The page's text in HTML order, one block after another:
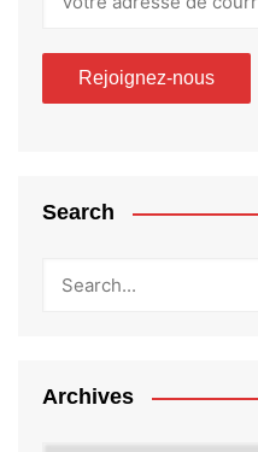
Search
Archives